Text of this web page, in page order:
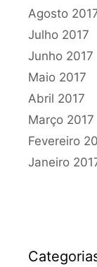
Agosto
Julho 2017
Junho 2017
Maio 2017
Abril 2017
Março 2017
Fevereiro
Janeiro